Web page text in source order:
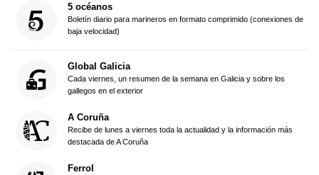
5 océanos
Boletín diario para marineros en formato comprimido (conexiones de
baja velocidad)
Global Galicia
Cada viernes, un resumen de la semana en Galicia y sobre los
gallegos en el exterior
A Coruña
Recibe de lunes a viernes toda la actualidad y la información más
destacada de A Coruña
Ferrol